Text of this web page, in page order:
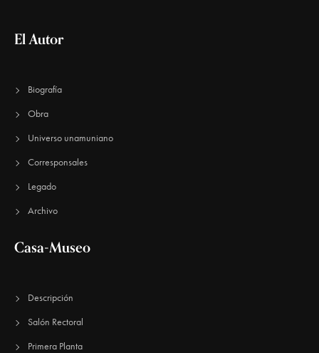
El Autor
Biografía
Obra
Universo unamuniano
Corresponsales
Legado
Archivo
Casa-Museo
Descripción
Salón Rectoral
Primera Planta